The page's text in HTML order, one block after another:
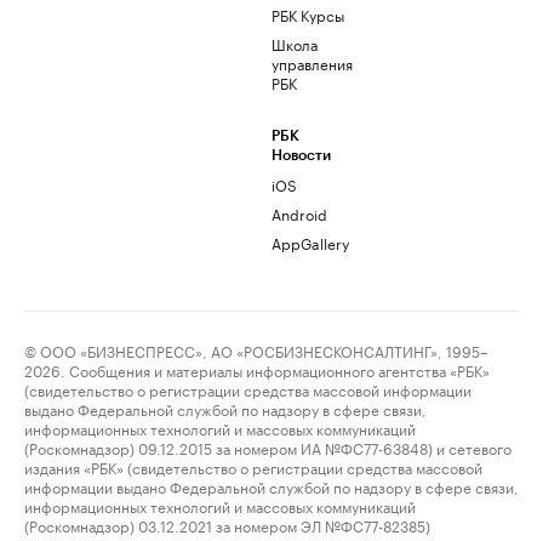
РБК Курсы
Школа
управления
РБК
РБК
Новости
iOS
Android
AppGallery
© ООО «БИЗНЕСПРЕСС», АО «РОСБИЗНЕСКОНСАЛТИНГ», 1995–
2026. Сообщения и материалы информационного агентства «РБК»
(свидетельство о регистрации средства массовой информации
выдано Федеральной службой по надзору в сфере связи,
информационных технологий и массовых коммуникаций
(Роскомнадзор) 09.12.2015 за номером ИА №ФС77-63848) и сетевого
издания «РБК» (свидетельство о регистрации средства массовой
информации выдано Федеральной службой по надзору в сфере связи,
информационных технологий и массовых коммуникаций
(Роскомнадзор) 03.12.2021 за номером ЭЛ №ФС77-82385)